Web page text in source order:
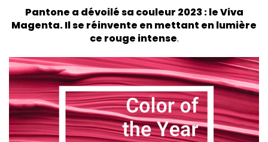
Avec quelle couleur associer le Viva magenta en
décoration ?
Comment utiliser le Viva Magenta en déco
Avec quelles matières accordées le Viva Magenta
Pantone a dévoilé sa couleur 2023 : le Viva
Magenta. Il se réinvente en mettant en lumière
ce rouge intense.